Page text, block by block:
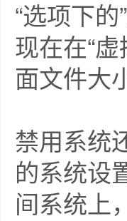
“选项下的
现在在“
面文件大
禁用系统
的系统设
间系统上